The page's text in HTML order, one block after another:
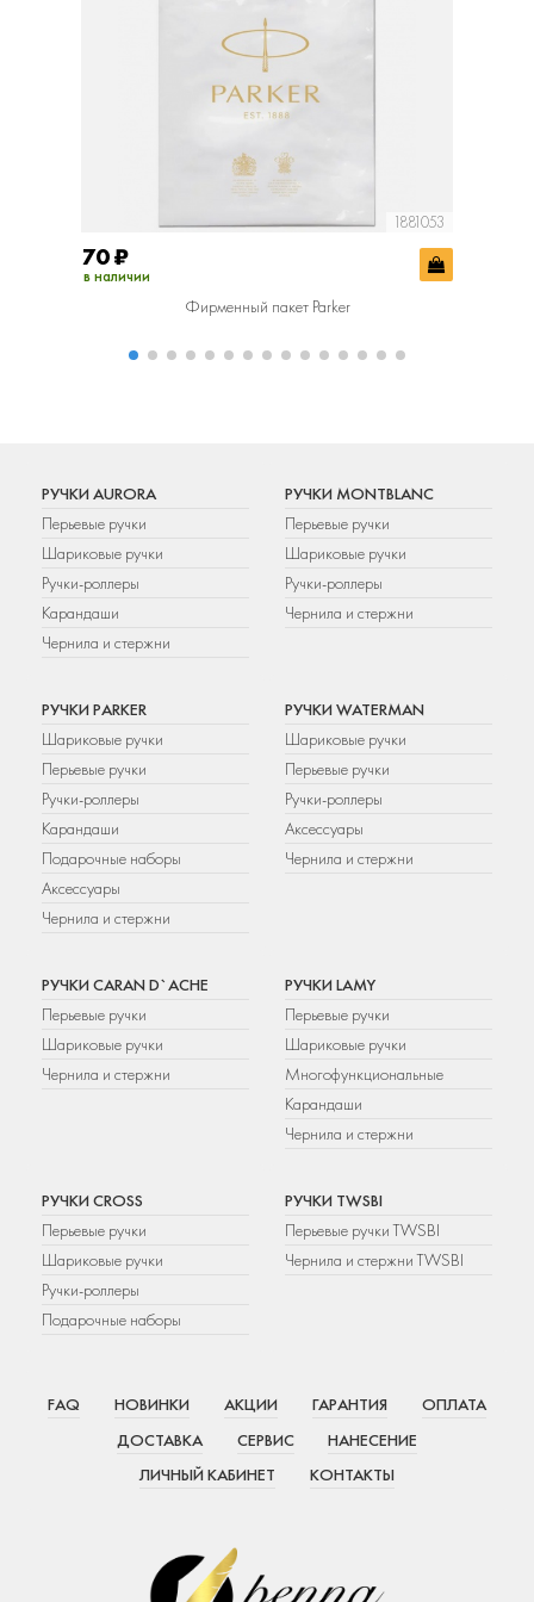
1881053
70₽
в наличии
Фирменный пакет Parker
РУЧКИ AURORA
Перьевые ручки
Шариковые ручки
Ручки-роллеры
Карандаши
Чернила и стержни
РУЧКИ MONTBLANC
Перьевые ручки
Шариковые ручки
Ручки-роллеры
Чернила и стержни
РУЧКИ PARKER
Шариковые ручки
Перьевые ручки
Ручки-роллеры
Карандаши
Подарочные наборы
Аксессуары
Чернила и стержни
РУЧКИ WATERMAN
Шариковые ручки
Перьевые ручки
Ручки-роллеры
Аксессуары
Чернила и стержни
РУЧКИ CARAN D`ACHE
Перьевые ручки
Шариковые ручки
Чернила и стержни
РУЧКИ LAMY
Перьевые ручки
Шариковые ручки
Многофункциональные
Карандаши
Чернила и стержни
РУЧКИ CROSS
Перьевые ручки
Шариковые ручки
Ручки-роллеры
Подарочные наборы
РУЧКИ TWSBI
Перьевые ручки TWSBI
Чернила и стержни TWSBI
FAQ НОВИНКИ АКЦИИ ГАРАНТИЯ
ОПЛАТА
ДОСТАВКА
СЕРВИС
НАНЕСЕНИЕ
ЛИЧНЫЙ КАБИНЕТ
КОНТАКТЫ